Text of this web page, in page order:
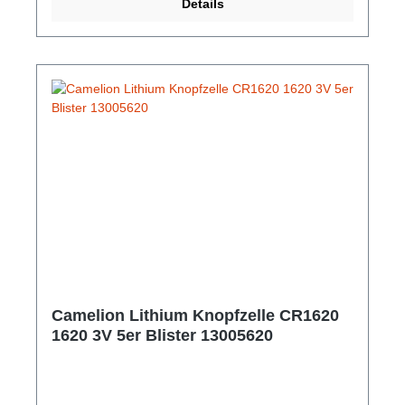
Details
Camelion Lithium Knopfzelle CR1620
1620 3V 5er Blister 13005620